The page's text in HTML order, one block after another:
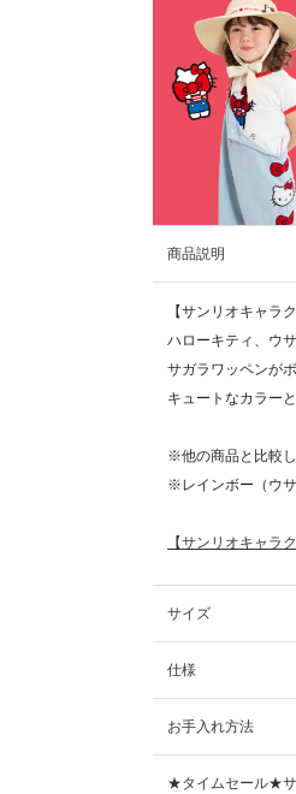
商品説明
【サンリオキャラ
ハローキティ、ウ
サガラワッペンが
キュートなカラー
※他の商品と比較
※レインボー（ウ
【サンリオキャラ
サイズ
仕様
お手入れ方法
★タイムセール★サ